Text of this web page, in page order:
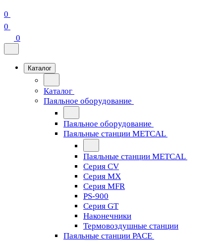
0
0
0
Каталог
Каталог
Паяльное оборудование
Паяльное оборудование
Паяльные станции METCAL
Паяльные станции METCAL
Серия CV
Серия MX
Серия MFR
PS-900
Серия GT
Наконечники
Термовоздушные станции
Паяльные станции PACE